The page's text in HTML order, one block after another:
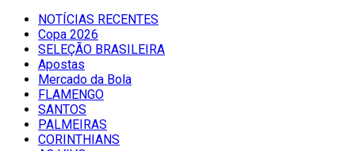
NOTÍCIAS RECENTES
Copa 2026
SELEÇÃO BRASILEIRA
Apostas
Mercado da Bola
FLAMENGO
SANTOS
PALMEIRAS
CORINTHIANS